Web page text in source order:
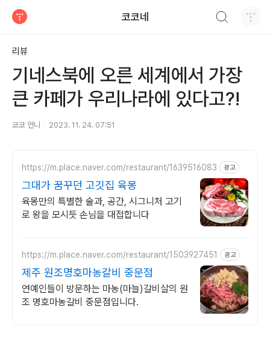
코코네
리뷰
기네스북에 오른 세계에서 가장
큰 카페가 우리나라에 있다고?!
코코 언니 2023. 11. 24. 07:51
https://m.place.naver.com/restaurant/1639516083 광고
그대가 꿈꾸던 고깃집 육몽
육몽만의 특별한 술과, 공간, 시그니처 고기
로 왕을 모시듯 손님을 대접합니다
https://m.place.naver.com/restaurant/1503927451 광고
제주 원조명호마농갈비 중문점
연예인들이 방문하는 마농(마늘)갈비살의 원
조 명호마농갈비 중문점입니다.